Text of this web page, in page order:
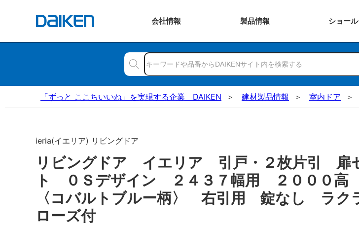
会社情報 製品情報 ショー
「ずっと ここちいいね」を実現する企業 DAIKEN 建材製品情報 室内ドア
ieria(イエリア) リビングドア
リビングドア イエリア 引戸・２枚片引 扉
ト ０Ｓデザイン ２４３７幅用 ２０００高
〈コバルトブルー柄〉 右引用 錠なし ラク
ローズ付